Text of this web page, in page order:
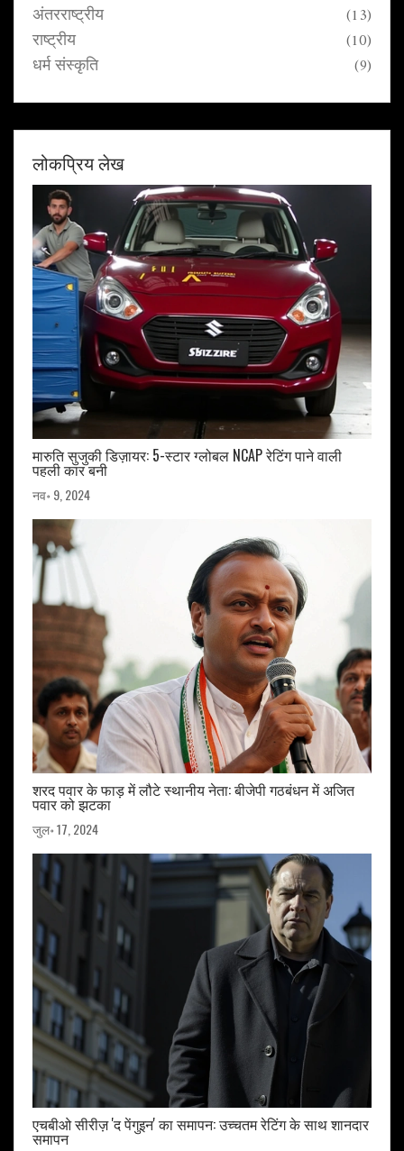
अंतरराष्ट्रीय (13)
राष्ट्रीय (10)
धर्म संस्कृति (9)
लोकप्रिय लेख
मारुति सुजुकी डिज़ायर: 5-स्टार ग्लोबल NCAP रेटिंग पाने वाली
पहली कार बनी
नव॰ 9, 2024
शरद पवार के फाड़ में लौटे स्थानीय नेता: बीजेपी गठबंधन में अजित
पवार को झटका
जुल॰ 17, 2024
एचबीओ सीरीज़ 'द पेंगुइन' का समापन: उच्चतम रेटिंग के साथ शानदार
समापन